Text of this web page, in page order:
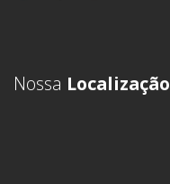
Nossa Localização